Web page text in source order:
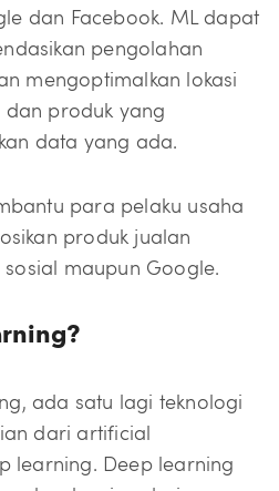
dan Facebook. ML dapat
pengolahan
mengoptimalkan lokasi
dan produk yang
data yang ada.
para pelaku usaha
produk jualan
maupun Google.
ada satu lagi teknologi
dari artificial
learning. Deep learning